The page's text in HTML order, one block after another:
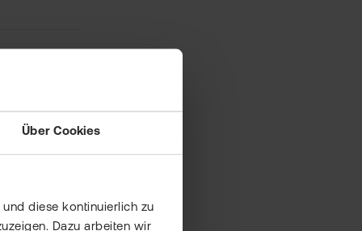
Über Cookies
diese kontinuierlich zu
Dazu arbeiten wir